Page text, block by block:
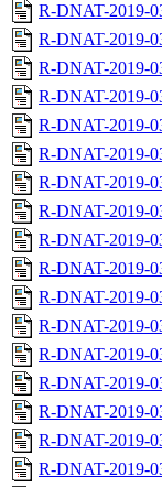
R-DNAT-2019-
R-DNAT-2019-
R-DNAT-2019-
R-DNAT-2019-
R-DNAT-2019-
R-DNAT-2019-
R-DNAT-2019-
R-DNAT-2019-
R-DNAT-2019-
R-DNAT-2019-
R-DNAT-2019-
R-DNAT-2019-
R-DNAT-2019-
R-DNAT-2019-
R-DNAT-2019-
R-DNAT-2019-
R-DNAT-2019-